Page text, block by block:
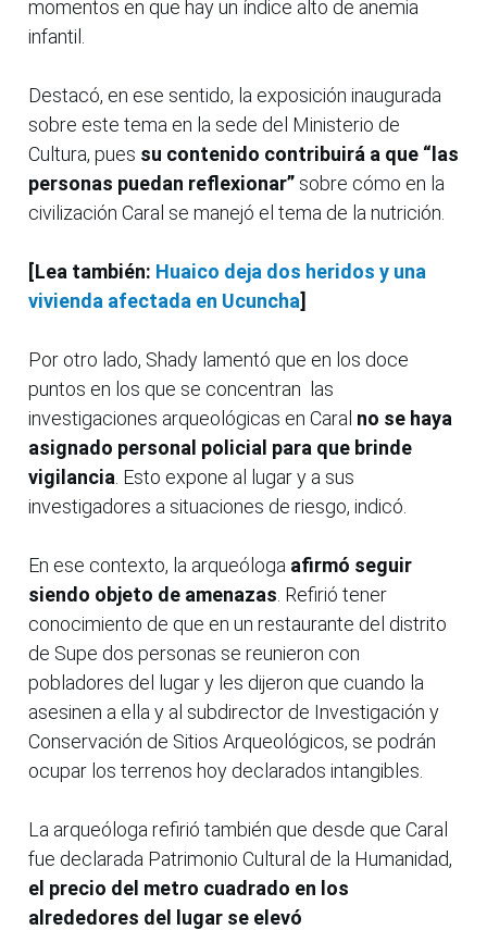
momentos en que hay un índice alto de anemia
infantil.
Destacó, en ese sentido, la exposición inaugurada
sobre este tema en la sede del Ministerio de
Cultura, pues su contenido contribuirá a que “las
personas puedan reflexionar” sobre cómo en la
civilización Caral se manejó el tema de la nutrición.
[Lea también: Huaico deja dos heridos y una
vivienda afectada en Ucuncha]
Por otro lado, Shady lamentó que en los doce
puntos en los que se concentran las
investigaciones arqueológicas en Caral no se haya
asignado personal policial para que brinde
vigilancia . Esto expone al lugar y a sus
investigadores a situaciones de riesgo, indicó.
En ese contexto, la arqueóloga afirmó seguir
siendo objeto de amenazas . Refirió tener
conocimiento de que en un restaurante del distrito
de Supe dos personas se reunieron con
pobladores del lugar y les dijeron que cuando la
asesinen a ella y al subdirector de Investigación y
Conservación de Sitios Arqueológicos, se podrán
ocupar los terrenos hoy declarados intangibles.
La arqueóloga refirió también que desde que Caral
fue declarada Patrimonio Cultural de la Humanidad,
el precio del metro cuadrado en los
alrededores del lugar se elevó